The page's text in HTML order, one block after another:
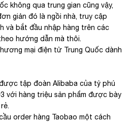
không qua trung gian cũng vậy,
giản đó là ngồi nhà, truy cập
và bắt đầu nhập hàng trên các
hướng dẫn mà thôi.
mại điện tử Trung Quốc dành
tập đoàn Alibaba của tỷ phú
với hàng triệu sản phẩm được bày
order hàng Taobao một cách